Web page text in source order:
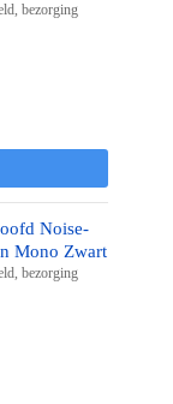
bezorging
Noise-
Mono Zwart
bezorging